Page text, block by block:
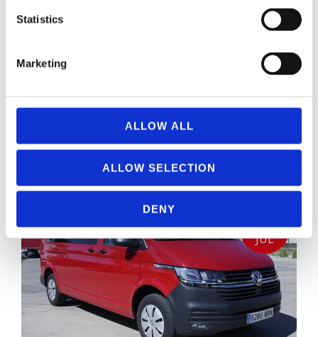
Statistics
Marketing
ALLOW ALL
ALLOW SELECTION
DENY
ZBE Madrid vehículos industriales
Madrid es una ciudad cada vez más exigente para
LEER MÁS
10
JUL